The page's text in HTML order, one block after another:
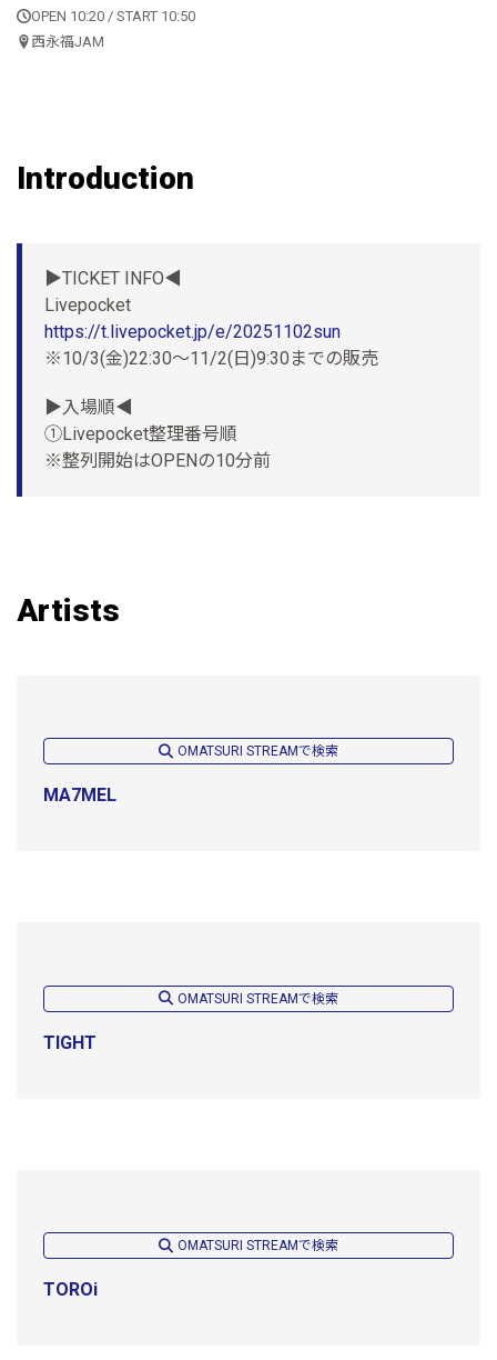
OPEN 10:20 / START 10:50
西永福JAM
Introduction
▶TICKET INFO◀
Livepocket
https://t.livepocket.jp/e/20251102sun
※10/3(金)22:30〜11/2(日)9:30までの販売
▶入場順◀
①Livepocket整理番号順
※整列開始はOPENの10分前
Artists
OMATSURI STREAMで検索
MA7MEL
OMATSURI STREAMで検索
TIGHT
OMATSURI STREAMで検索
TOROi